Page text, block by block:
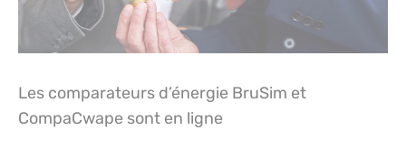
Les comparateurs d’énergie BruSim et
CompaCwape sont en ligne